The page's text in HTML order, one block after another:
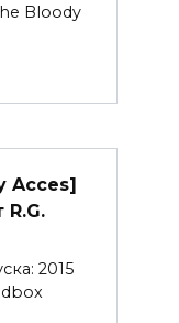
Bloody
Acces]
R.G.
2015